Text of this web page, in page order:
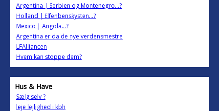
Argentina | Serbien og Montenegro…?
Holland | Elfenbenskysten…?
Mexico | Angola…?
Argentina er da de nye verdensmestre
LFAlliancen
Hvem kan stoppe dem?
Hus & Have
Sælg selv ?
leje lejlighed i kbh